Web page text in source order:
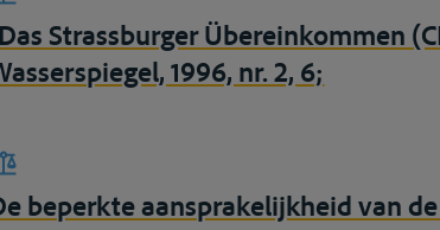
Strassburger Übereinkommen
1996, nr. 2, 6;
beperkte aansprakelijkheid van